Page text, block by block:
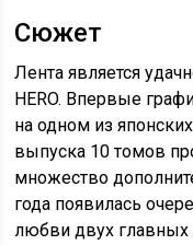
Сюжет
Лента является
HERO. Впервые
на одном из
выпуска 10 томов
множество
года появилась
любви двух